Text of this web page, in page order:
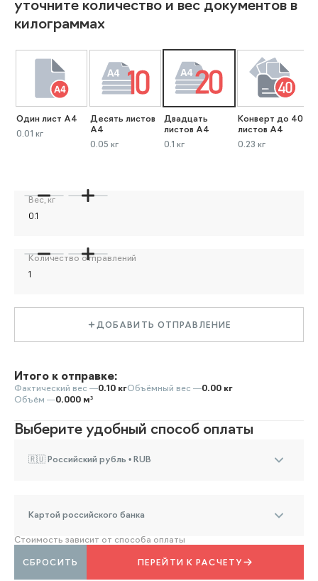
уточните количество и вес документов в
килограммах
Один лист А4
0.01 кг
Десять листов
А4
0.05 кг
Двадцать
листов А4
0.1 кг
Конверт до 40
листов А4
0.23 кг
Вес, кг
Количество отправлений
ДОБАВИТЬ ОТПРАВЛЕНИЕ
Итого к отправке:
Фактический вес —0.10 кгОбъёмный вес —0.00 кг
Объём —0.000 м³
Выберите удобный способ оплаты
🇷🇺 Российский рубль • RUB
Картой российского банка
Стоимость зависит от способа оплаты
ПЕРЕЙТИ К РАСЧЕТУ
СБРОСИТЬ